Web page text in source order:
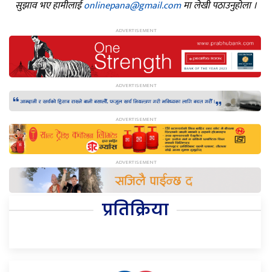
सुझाव भए हामीलाईonlinepana@gmail.comमा लेखी पठाउनुहोला ।
प्रतिक्रिया